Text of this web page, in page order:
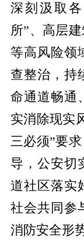
深刻汲取
所”、高层
等高风险领
查整治，持
命通道畅通
实消除现实
三必须”要
导，公安切
道社区落实
社会共同参
消防安全形